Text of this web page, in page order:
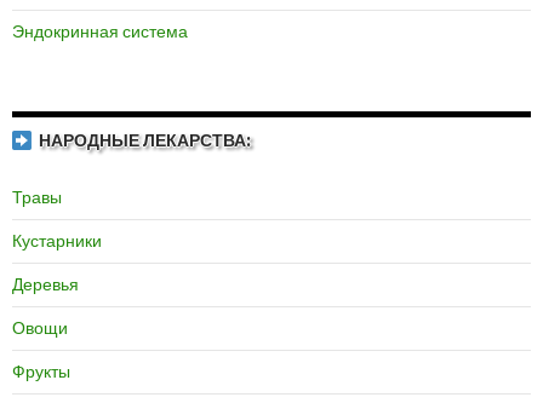
Эндокринная система
НАРОДНЫЕ ЛЕКАРСТВА:
Травы
Кустарники
Деревья
Овощи
Фрукты